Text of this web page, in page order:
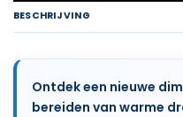
BESCHRIJVING
Ontdek een nieuwe
bereiden van warme